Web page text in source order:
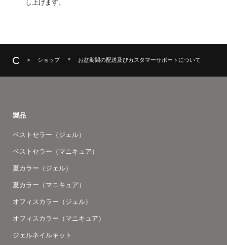
し上げます。
ショップ お盆期間の配送及びカスタマーサポートについて
製品
ベストセラー（ジェル）
ベストセラー（マニキュア）
夏カラー（ジェル）
夏カラー（マニキュア）
オフィスカラー（ジェル）
オフィスカラー（マニキュア）
ジェルネイルキット